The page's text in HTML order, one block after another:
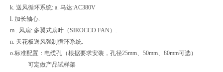
k. 送风循环系统: a. 马达:AC380V
l. 加长轴心.
m . 风扇: 多翼式扇叶（SIROCCO FAN）.
n. 天花板送风强制循环系统.
o.标准配置：电缆孔（根据要求安装，孔径25mm、50mm、80mm可选）
可定做产品试样架